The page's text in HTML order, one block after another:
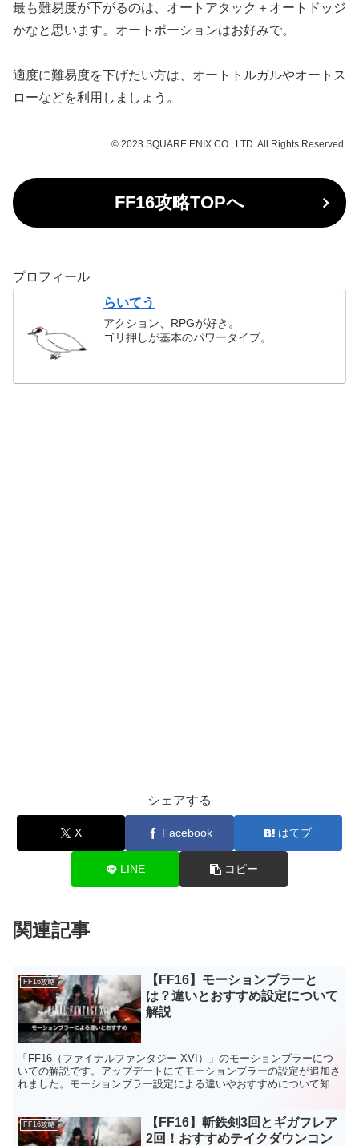
最も難易度が下がるのは、オートアタック＋オートドッジ
かなと思います。オートポーションはお好みで。
適度に難易度を下げたい方は、オートトルガルやオートス
ローなどを利用しましょう。
© 2023 SQUARE ENIX CO., LTD. All Rights Reserved.
FF16攻略TOPへ
プロフィール
らいてう
アクション、RPGが好き。
ゴリ押しが基本のパワータイプ。
シェアする
X Facebook はてブ
LINE コピー
関連記事
FF16攻略
【FF16】モーションブラーと
は？違いとおすすめ設定について
解説
「FF16（ファイナルファンタジー XVI）」のモーションブラーにつ
いての解説です。アップデートにてモーションブラーの設定が追加さ
れました。モーションブラー設定による違いやおすすめについて知り
FF16攻略
【FF16】斬鉄剣3回とギガフレア
2回！おすすめテイクダウンコン